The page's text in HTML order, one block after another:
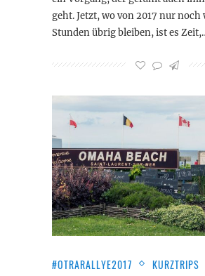
geht. Jetzt, wo von 2017 nur noch
Stunden übrig bleiben, ist es
#OTRARALLYE2017 KURZTRIPS